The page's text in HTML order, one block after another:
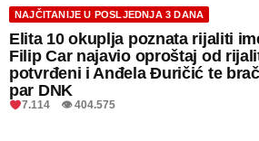
NAJČITANIJE U POSLJEDNJA 3 DANA
Elita 10 okuplja poznata rijaliti
Filip Car najavio oproštaj od
potvrđeni i Anđela Đuričić te
par DNK
7.114 👁 404.575